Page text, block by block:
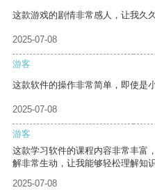
这款游戏的剧情非常感人，让我久
2025-07-08
游客
这款软件的操作非常简单，即使是
2025-07-08
游客
这款学习软件的课程内容非常丰富
解非常生动，让我能够轻松理解知识
2025-07-08